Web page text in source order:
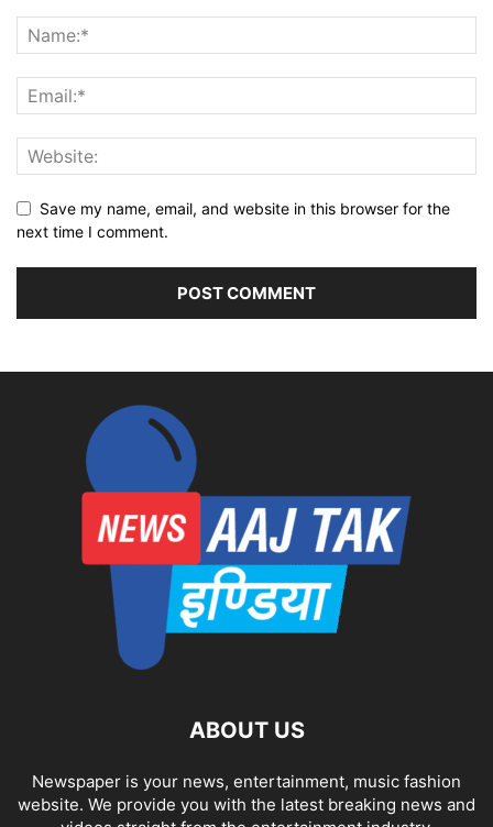
Save my name, email, and website in this browser for the
next time I comment.
ABOUT US
Newspaper is your news, entertainment, music fashion
website. We provide you with the latest breaking news and